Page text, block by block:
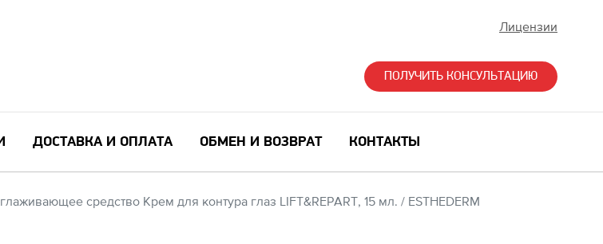
Лицензии
ПОЛУЧИТЬ КОНСУЛЬТАЦИЮ
ДОСТАВКА И ОПЛАТА ОБМЕН И ВОЗВРАТ КОНТАКТЫ
средство Крем для контура глаз LIFT&REPART, 15 мл. / ESTHEDERM